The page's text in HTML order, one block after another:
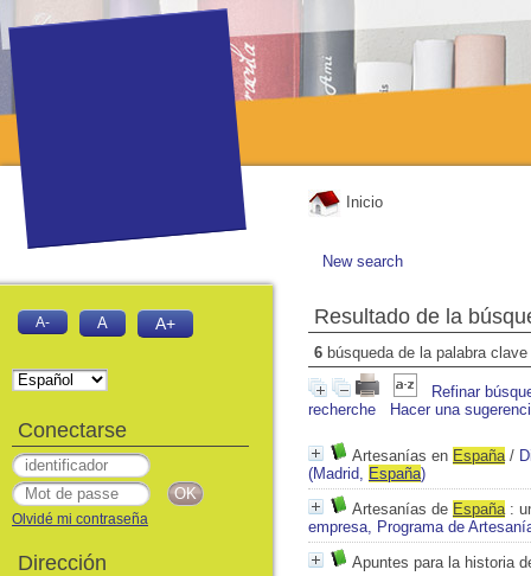
Inicio
New search
Resultado de la
6 búsqueda de la palabra clave
Refinar
recherche
Hacer una
Artesanías en España/
(Madrid, España)
Artesanías de España:
empresa, Programa de
Apuntes para la historia
A- A A+
Conectarse
Olvidé mi contraseña
Dirección